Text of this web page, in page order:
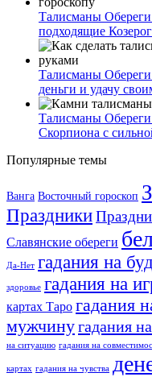
Талисманы
подходящие
Талисманы
деньги и удачу
Талисманы
Скорпиона с
Популярные темы
Ванга Восточный гороскоп
Праздники
Славянские обереги
Да-Нет гадания на
здоровье гадания на
картах Таро гадания
мужчинугадания
на ситуацию гадания на
картах гадания на чувства